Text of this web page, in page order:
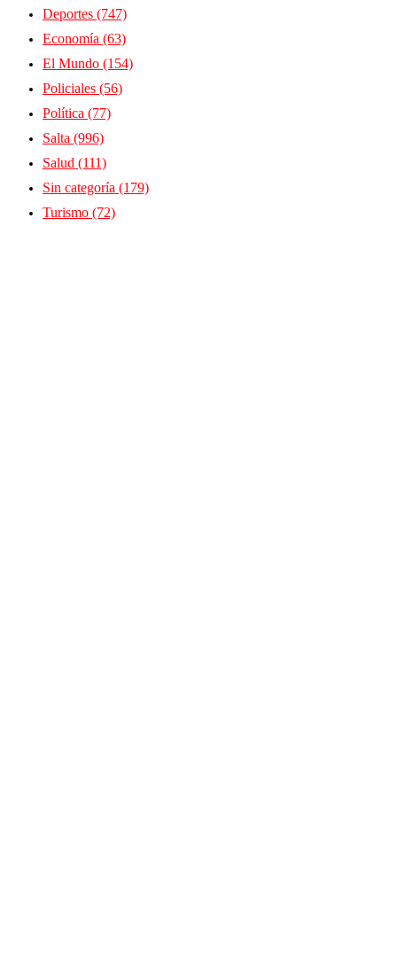
Deportes (747)
Economía (63)
El Mundo (154)
Policiales (56)
Política (77)
Salta (996)
Salud (111)
Sin categoría (179)
Turismo (72)